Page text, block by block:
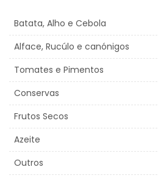
Batata, Alho e Cebola
Alface, Rucúlo e canónigos
Tomates e Pimentos
Conservas
Frutos Secos
Azeite
Outros